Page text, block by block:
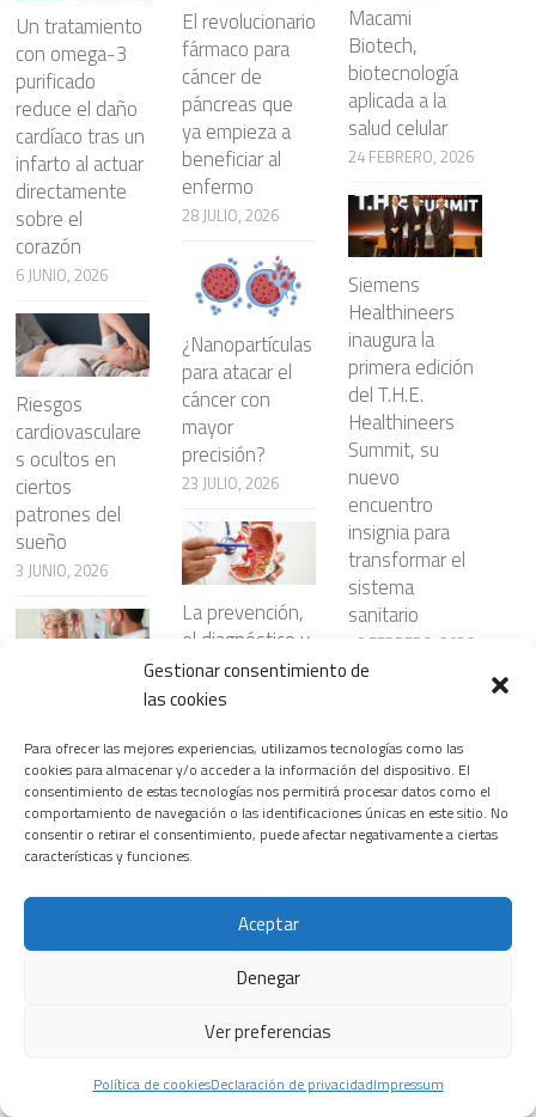
Gestionar consentimiento de
las cookies
Para ofrecer las mejores experiencias, utilizamos tecnologías como las
cookies para almacenar y/o acceder a la información del dispositivo. El
consentimiento de estas tecnologías nos permitirá procesar datos como el
comportamiento de navegación o las identificaciones únicas en este sitio. No
consentir o retirar el consentimiento, puede afectar negativamente a ciertas
características y funciones.
Aceptar
Denegar
Ver preferencias
Política de cookiesDeclaración de privacidadImpressum
Un tratamiento
con omega-3
purificado
reduce el daño
cardíaco tras un
infarto al actuar
directamente
sobre el
corazón
6 JUNIO, 2026
Riesgos
cardiovasculare
s ocultos en
ciertos
patrones del
sueño
3 JUNIO, 2026
del corazón,
primera causa
de muerte en
las mujeres
25 MAYO, 2026
la predicción del
El revolucionario
fármaco para
cáncer de
páncreas que
ya empieza a
beneficiar al
enfermo
28 JULIO, 2026
¿Nanopartículas
para atacar el
cáncer con
mayor
precisión?
23 JULIO, 2026
La prevención,
el diagnóstico y
los avances
terapéuticos,
detección
precoz del
cáncer digestivo
2 JULIO, 2026
cáncer de
mama
participan en
ensayos clínicos
Macami
Biotech,
biotecnología
aplicada a la
salud celular
24 FEBRERO, 2026
Siemens
Healthineers
inaugura la
primera edición
del T.H.E.
Healthineers
Summit, su
nuevo
encuentro
insignia para
transformar el
sistema
sanitario
18 FEBRERO, 2026
Se presentan
soluciones para
la unidad móvil
reducir el
tratamiento